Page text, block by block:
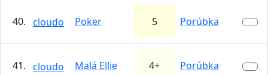
40. cloudo Poker 5 Porúbka
41. cloudo Malá Ellie 4+ Porúbka